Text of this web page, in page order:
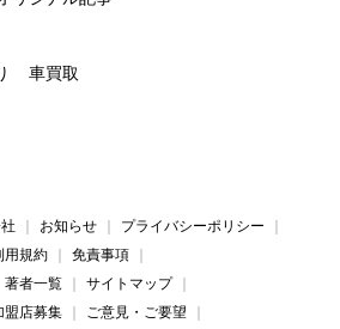
車買取
お知らせ
プライバシーポリシー
用規約
免責事項
著者一覧
サイトマップ
盟店募集 ご意見・ご要望